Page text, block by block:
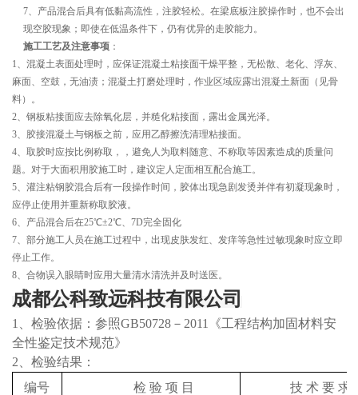
7、产品混合后具有低黏高流性，注胶轻松。在梁底板注胶操作时，也不会出
现空胶现象；即使在低温条件下，仍有优异的走胶能力。
施工工艺及注意事项：
1、混凝土表面处理时，应保证混凝土粘接面干燥平整，无松散、老化、浮灰、
麻面、空鼓，无油渍；混凝土打磨处理时，作业区域应露出混凝土新面（见骨
料）。
2、钢板粘接面应去除氧化层，并糙化粘接面，露出金属光泽。
3、胶接混凝土与钢板之前，应用乙醇擦洗清理粘接面。
4、取胶时应按比例称取，，避免人为取料随意、不称取等因素造成的质量问
题。对于大面积用胶施工时，建议定人定面相互配合施工。
5、灌注粘钢胶混合后有一段操作时间，胶体出现急剧发烫并伴有初凝现象时，
应停止使用并重新称取胶液。
6、
产品混合后在25℃±2℃、 7D完全固化
7、 部分施工人员在施工过程中，出现皮肤发红、发痒等急性过敏现象时应立即
停止工作。
8、 合物误入眼睛时应用大量清水清洗并及时送医。
成都公科致远科技有限公司
1、 检验依据： 参照GB50728－ 2011
《工程结构加固材料安
全性鉴定技术规范》
2、 检验结果：
编号
检 验 项 目 技 术 要 求